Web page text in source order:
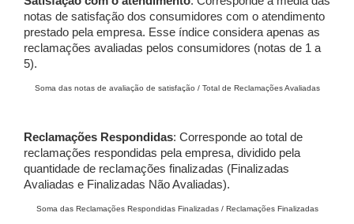
notas de satisfação dos consumidores com o atendimento
prestado pela empresa. Esse índice considera apenas as
reclamações avaliadas pelos consumidores (notas de 1 a
5).
Soma das notas de avaliação de satisfação / Total de Reclamações Avaliadas
Reclamações Respondidas: Corresponde ao total de
reclamações respondidas pela empresa, dividido pela
quantidade de reclamações finalizadas (Finalizadas
Avaliadas e Finalizadas Não Avaliadas).
Soma das Reclamações Respondidas Finalizadas / Reclamações Finalizadas